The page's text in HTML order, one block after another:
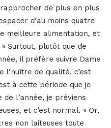
de plus en plus
d’au moins quatre
meilleure alimentation, et
Surtout, plutôt que de
il préfère suivre Dame
l’huître de qualité, c’est
à cette période que je
l’année, je préviens
et c’est normal. » Or,
non laiteuses toute